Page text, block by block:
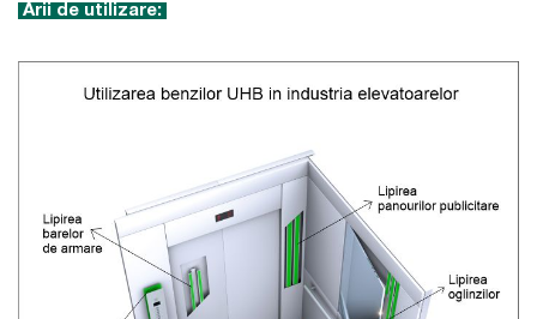
Arii de utilizare: